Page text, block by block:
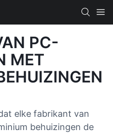
PC-
MET
elke fabrikant van
behuizingen de